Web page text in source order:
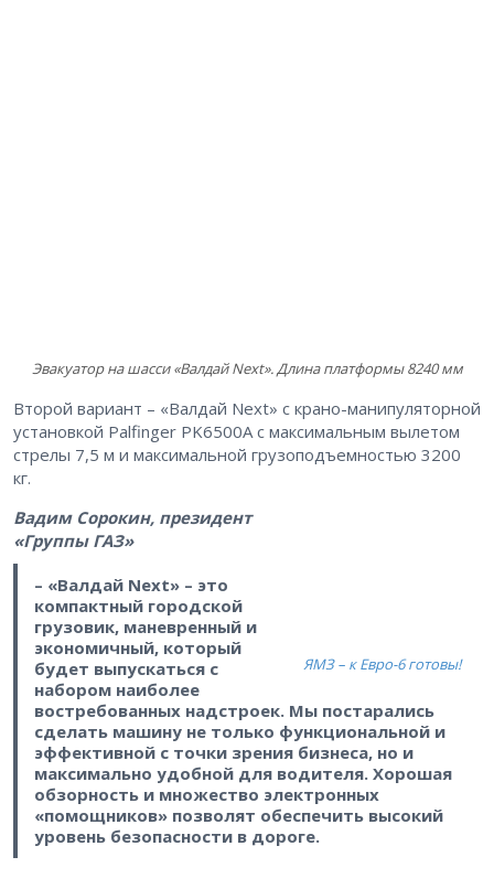
Эвакуатор на шасси «Валдай Next». Длина платформы 8240 мм
Второй вариант – «Валдай Next» с крано-манипуляторной
установкой Palfinger PK6500A c максимальным вылетом
стрелы 7,5 м и максимальной грузоподъемностью 3200
кг.
ЯМЗ – к Евро-6 готовы!
Вадим Сорокин, президент
«Группы ГАЗ»
– «Валдай Next» – ​это
компактный городской
грузовик, маневренный и
экономичный, который
будет выпускаться с
набором наиболее
востребованных надстроек. Мы постарались
сделать машину не только функциональной и
эффективной с точки зрения бизнеса, но и
максимально удобной для водителя. Хорошая
обзорность и множество электронных
«помощников» позволят обеспечить высокий
уровень безопасности в дороге.